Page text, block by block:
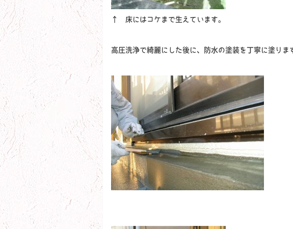
↑ 床にはコケまで生えています。
高圧洗浄で綺麗にした後に、防水の塗装を丁寧に塗りま